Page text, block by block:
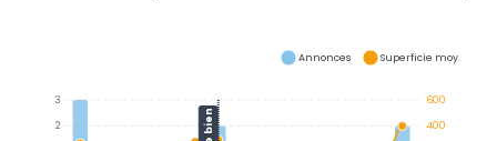
Ce bien
600
400
3
2
Annonces Superficie moy.